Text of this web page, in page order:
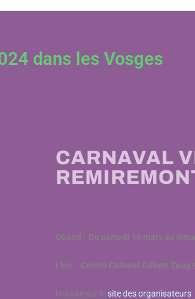
dans les Vosges
CARNAVAL
Quand : Du samedi 16 mars au
Lieu : Centre Culturel Gilbert Zaug
Horaire sur le site des organisateurs